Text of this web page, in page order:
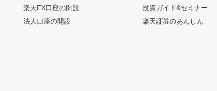
楽天FX口座の開設
法人口座の開設
投資ガイド&セミナー
楽天証券のあんしん